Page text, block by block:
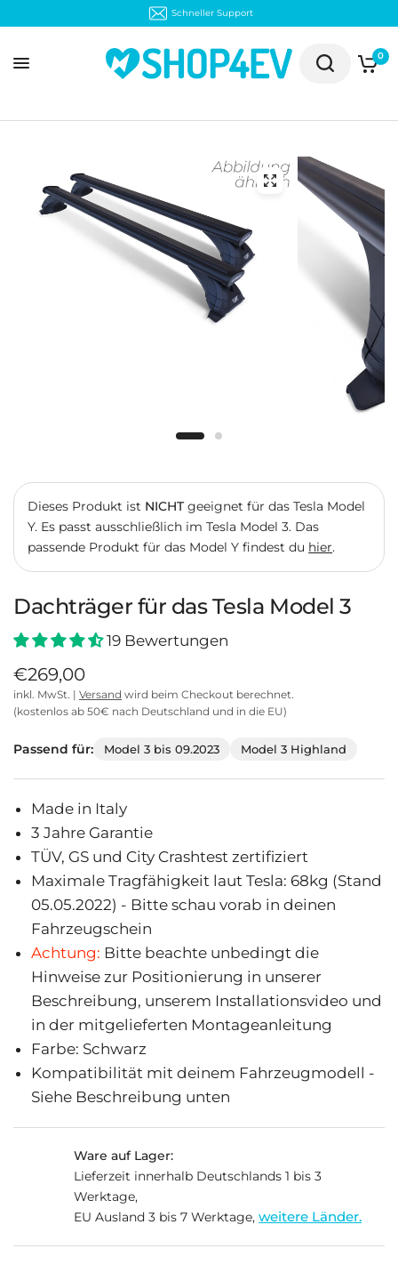
Schneller Support
0
Dieses Produkt ist NICHTgeeignet für das Tesla Model
Y. Es passt ausschließlich im Tesla Model 3. Das
passende Produkt für das Model Y findest du hier.
Dachträger für das Tesla Model 3
19 Bewertungen
€269,00
inkl. MwSt. | Versand wird beim Checkout berechnet.
(kostenlos ab 50€ nach Deutschland und in die EU)
Passend für: Model 3 bis 09.2023 Model 3 Highland
Made in Italy
3 Jahre Garantie
TÜV, GS und City Crashtest zertifiziert
Maximale Tragfähigkeit laut Tesla: 68kg (Stand
05.05.2022) - Bitte schau vorab in deinen
Fahrzeugschein
Achtung: Bitte beachte unbedingt die
Hinweise zur Positionierung in unserer
Beschreibung, unserem Installationsvideo und
in der mitgelieferten Montageanleitung
Farbe: Schwarz
Kompatibilität mit deinem Fahrzeugmodell -
Siehe Beschreibung unten
Ware auf Lager:
Lieferzeit innerhalb Deutschlands 1 bis 3
Werktage,
EU Ausland 3 bis 7 Werktage,weitere Länder.